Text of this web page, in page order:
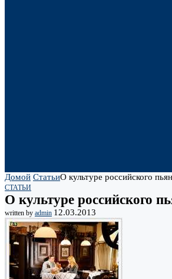
Домой СтатьиО культуре российского
СТАТЬИ
О культуре российского
written by admin 12.03.2013